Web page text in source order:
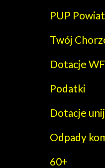
PUP
Twój
Dotacje
Podatki
Dotacje
Odpady
60+